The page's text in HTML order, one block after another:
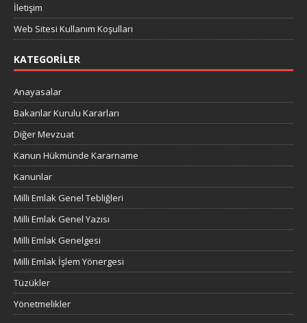
İletişim
Web Sitesi Kullanım Koşulları
KATEGORILER
Anayasalar
Bakanlar Kurulu Kararları
Diğer Mevzuat
Kanun Hükmünde Kararname
Kanunlar
Milli Emlak Genel Tebliğleri
Milli Emlak Genel Yazısı
Milli Emlak Genelgesi
Milli Emlak İşlem Yönergesi
Tüzükler
Yönetmelikler